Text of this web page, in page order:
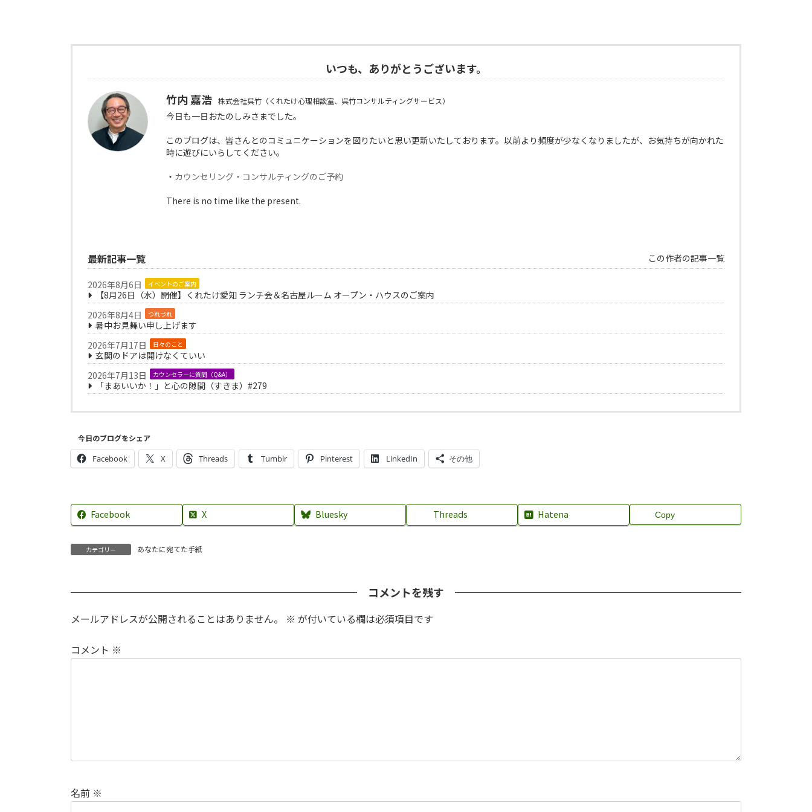
いつも、ありがとうございます。
竹内 嘉浩 株式会社呉竹（くれたけ心理相談室、呉竹コンサルティングサービス）
今日も一日おたのしみさまでした。
このブログは、皆さんとのコミュニケーションを図りたいと思い更新いたしております。以前より頻度が少なくなりましたが、お気持ちが向かれた
時に遊びにいらしてください。
・ カウンセリング・コンサルティングのご予約
There is no time like the present.
最新記事一覧 この作者の記事一覧
2026年8月6日 イベントのご案内
【8月26日（水）開催】くれたけ愛知 ランチ会＆名古屋ルーム オープン・ハウスのご案内
2026年8月4日
つれづれ
暑中お見舞い申し上げます
2026年7月17日
日々のこと
玄関のドアは開けなくていい
2026年7月13日
カウンセラーに質問（Q&A）
「まあいいか！」と心の隙間（すきま）#279
今日のブログをシェア
Facebook X Threads Tumblr Pinterest LinkedIn その他
Facebook X Bluesky Threads Hatena Copy
カテゴリー あなたに宛てた手紙
コメントを残す
メールアドレスが公開されることはありません。 ※ が付いている欄は必須項目です
コメント ※
名前 ※